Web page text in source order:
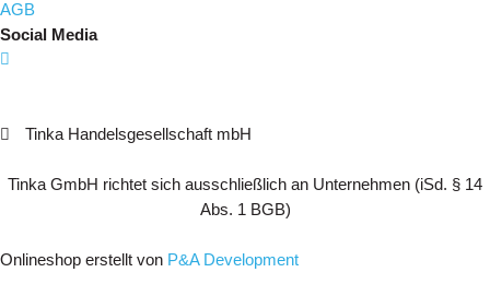
AGB
Social Media
Tinka Handelsgesellschaft mbH
Tinka GmbH richtet sich ausschließlich an Unternehmen (iSd. § 14
Abs. 1 BGB)
Onlineshop erstellt von P&A Development